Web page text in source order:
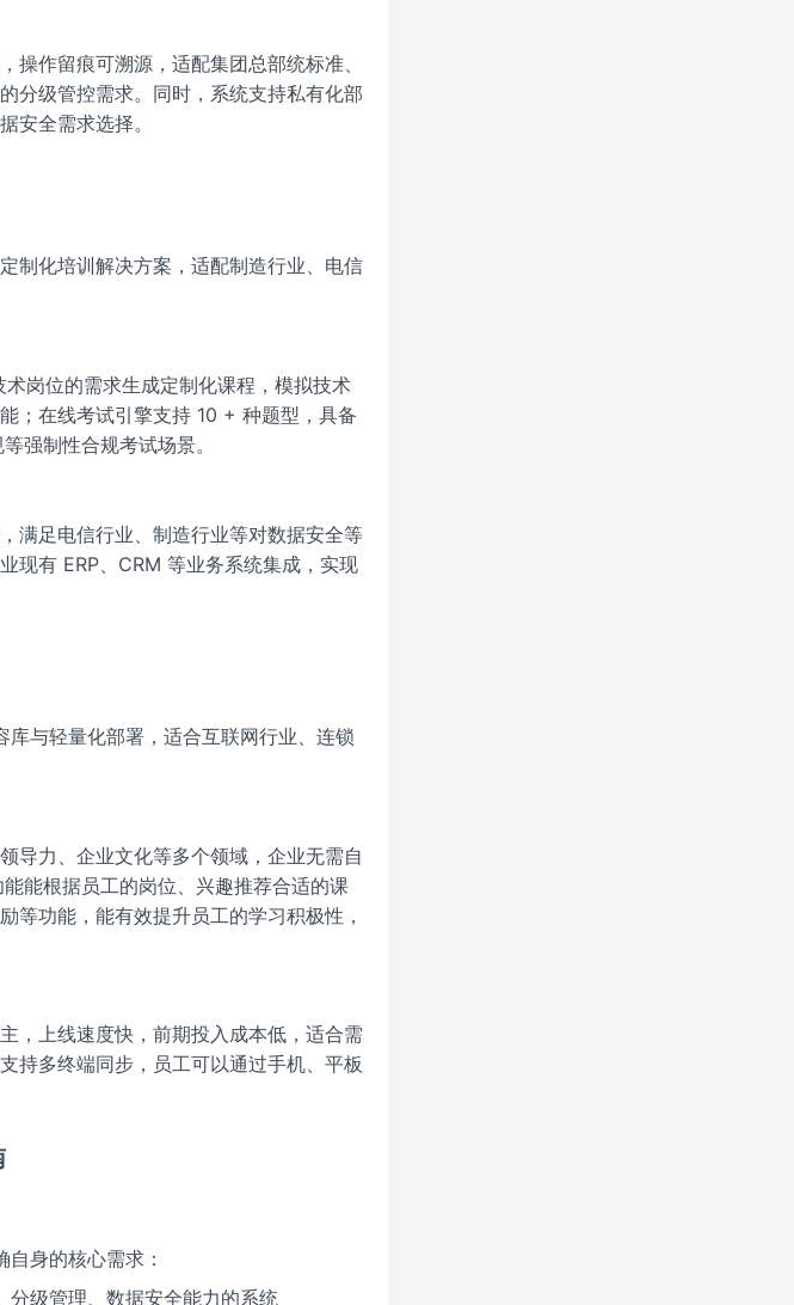
操作留痕可溯源，适配集团总部统标准、
分级管控需求。同时，系统支持私有化部
安全需求选择。
制化培训解决方案，适配制造行业、电信
岗位的需求生成定制化课程，模拟技术
；在线考试引擎支持 10 + 种题型，具备
强制性合规考试场景。
满足电信行业、制造行业等对数据安全等
现有 ERP、CRM 等业务系统集成，实现
与轻量化部署，适合互联网行业、连锁
导力、企业文化等多个领域，企业无需自
能根据员工的岗位、兴趣推荐合适的课
等功能，能有效提升员工的学习积极性，
，上线速度快，前期投入成本低，适合需
持多终端同步，员工可以通过手机、平板
身的核心需求：
分级管理、数据安全能力的系统